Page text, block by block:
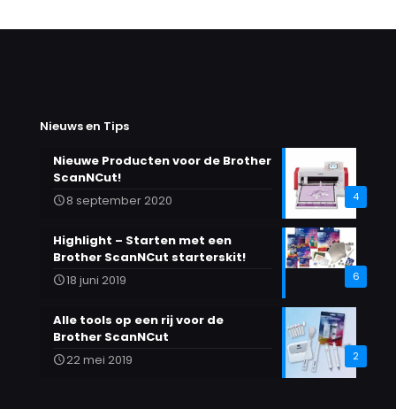
Nieuws en Tips
4
Nieuwe Producten voor de Brother
ScanNCut!
8 september 2020
6
Highlight – Starten met een
Brother ScanNCut starterskit!
18 juni 2019
2
Alle tools op een rij voor de
Brother ScanNCut
22 mei 2019